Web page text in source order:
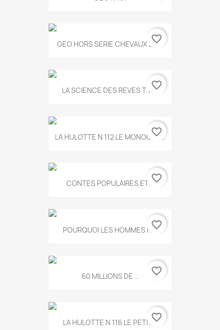
GEO HORS SERIE CHEVAUX ET...
favorite_border
LA SCIENCE DES REVES T.787
favorite_border
LA HULOTTE N 112 LE MONOCLE...
favorite_border
CONTES POPULAIRES ET...favorite_border
POURQUOI LES HOMMES N...favorite_border
60 MILLIONS DE... favorite_border
LA HULOTTE N 116 LE PETIT...favorite_border